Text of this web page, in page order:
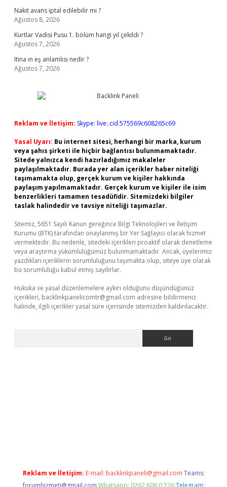
Nakit avans iptal edilebilir mi ?
Ağustos 8, 2026
Kurtlar Vadisi Pusu 1. bölüm hangi yıl çekildi ?
Ağustos 7, 2026
Itina ın eş anlamlısı nedir ?
Ağustos 7, 2026
Reklam ve İletişim: Skype: live:.cid.575569c608265c69
Yasal Uyarı: Bu internet sitesi, herhangi bir marka, kurum
veya şahıs şirketi ile hiçbir bağlantısı bulunmamaktadır.
Sitede yalnızca kendi hazırladığımız makaleler
paylaşılmaktadır. Burada yer alan içerikler haber niteliği
taşımamakta olup, gerçek kurum ve kişiler hakkında
paylaşım yapılmamaktadır. Gerçek kurum ve kişiler ile isim
benzerlikleri tamamen tesadüfidir. Sitemizdeki bilgiler
taslak halindedir ve tavsiye niteliği taşımazlar.
Sitemiz, 5651 Sayılı Kanun gereğince Bilgi Teknolojileri ve İletişim
Kurumu (BTK) tarafından onaylanmış bir Yer Sağlayıcı olarak hizmet
vermektedir. Bu nedenle, sitedeki içerikleri proaktif olarak denetleme
veya araştırma yükümlülüğümüz bulunmamaktadır. Ancak, üyelerimiz
yazdıkları içeriklerin sorumluluğunu taşımakta olup, siteye üye olarak
bu sorumluluğu kabul etmiş sayılırlar.
Hukuka ve yasal düzenlemelere aykırı olduğunu düşündüğünüz
içerikleri, backlinkpanelicomtr@gmail.com adresine bildirmeniz
halinde, ilgili içerikler yasal süre içerisinde sitemizden kaldırılacaktır.
Reklam ve İletişim: E-mail: backlinkpaneli@gmail.com Teams:
forumhizmeti@gmail.com Whatsapp: 0262 606 0 726 Telegram: